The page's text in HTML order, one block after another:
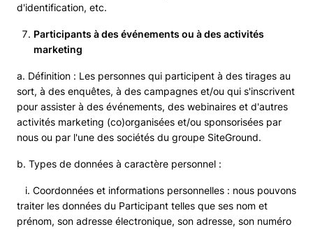
d'identification, etc.
Participants à des événements ou à des activités
marketing
a. Définition : Les personnes qui participent à des tirages au
sort, à des enquêtes, à des campagnes et/ou qui s'inscrivent
pour assister à des événements, des webinaires et d'autres
activités marketing (co)organisées et/ou sponsorisées par
nous ou par l'une des sociétés du groupe SiteGround.
b. Types de données à caractère personnel :
i. Coordonnées et informations personnelles : nous pouvons
traiter les données du Participant telles que ses nom et
prénom, son adresse électronique, son adresse, son numéro